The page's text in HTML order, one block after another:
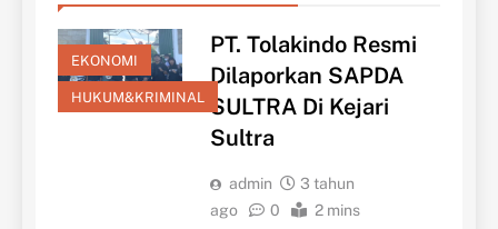
EKONOMI
HUKUM&KRIMINAL
PT. Tolakindo Resmi
Dilaporkan SAPDA
SULTRA Di Kejari
Sultra
admin
3 tahun
ago
0 2 mins